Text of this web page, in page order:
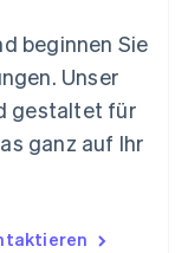
beginnen Sie
Unser
gestaltet für
ganz auf Ihr